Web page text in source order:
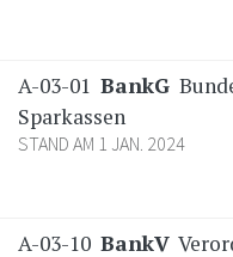
A-03-01 BankG
Sparkassen
STAND AM 1 JAN. 2024
A-03-10 BankV